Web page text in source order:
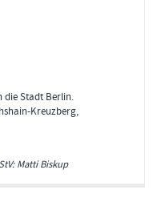
die Stadt Berlin.
Kreuzberg,
Matti Biskup